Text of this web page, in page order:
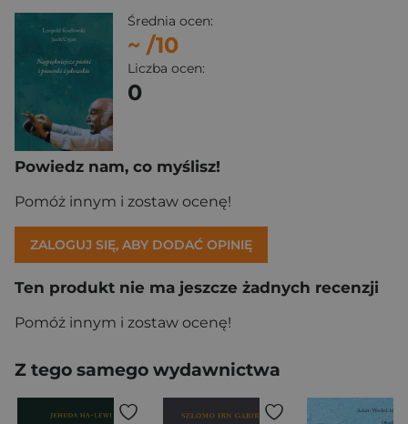
Średnia ocen:
~ /10
Liczba ocen:
0
Powiedz nam, co myślisz!
Pomóż innym i zostaw ocenę!
ZALOGUJ SIĘ, ABY DODAĆ OPINIĘ
Ten produkt nie ma jeszcze żadnych recenzji
Pomóż innym i zostaw ocenę!
Z tego samego wydawnictwa